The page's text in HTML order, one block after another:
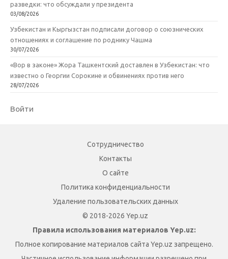
разведки: что обсуждали у президента
03/08/2026
Узбекистан и Кыргызстан подписали договор о союзнических
отношениях и соглашение по роднику Чашма
30/07/2026
«Вор в законе» Жора Ташкентский доставлен в Узбекистан: что
известно о Георгии Сорокине и обвинениях против него
28/07/2026
Войти
Сотрудничество
Контакты
О сайте
Политика конфиденциальности
Удаление пользовательских данных
© 2018-2026 Yep.uz
Правила использования материалов Yep.uz:
Полное копирование материалов сайта Yep.uz запрещено.